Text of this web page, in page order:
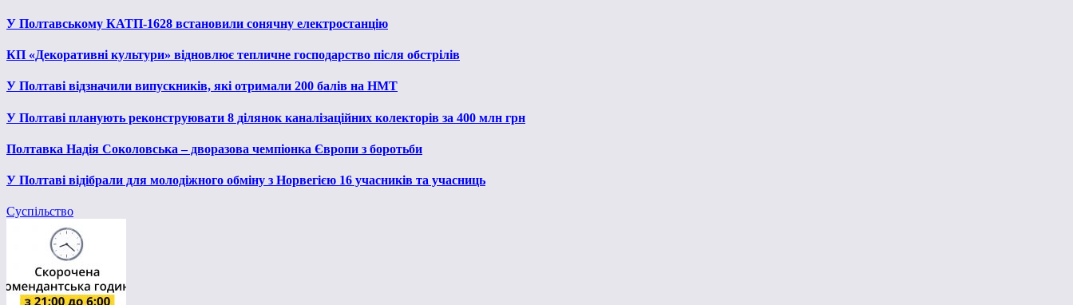
У Полтавському КАТП-1628 встановили сонячну електростанцію
КП «Декоративні культури» відновлює тепличне господарство після обстрілів
У Полтаві відзначили випускників, які отримали 200 балів на НМТ
У Полтаві планують реконструювати 8 ділянок каналізаційних колекторів за 400 млн грн
Полтавка Надія Соколовська – дворазова чемпіонка Європи з боротьби
У Полтаві відібрали для молодіжного обміну з Норвегією 16 учасників та учасниць
Суспільство